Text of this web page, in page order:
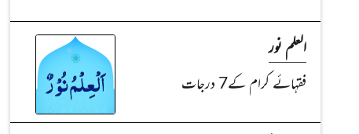
العلم نور
فقہائے کرام کے7 درجات